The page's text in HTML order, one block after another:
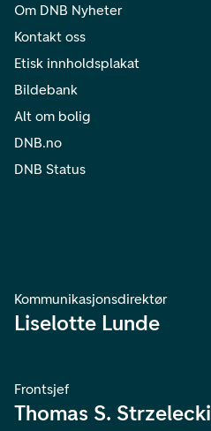
Om DNB Nyheter
Kontakt oss
Etisk innholdsplakat
Bildebank
Alt om bolig
DNB.no
DNB Status
Kommunikasjonsdirektør
Liselotte Lunde
Frontsjef
Thomas S. Strzelecki